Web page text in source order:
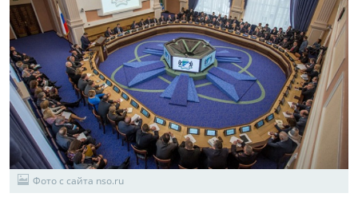
Фото с сайта nso.ru